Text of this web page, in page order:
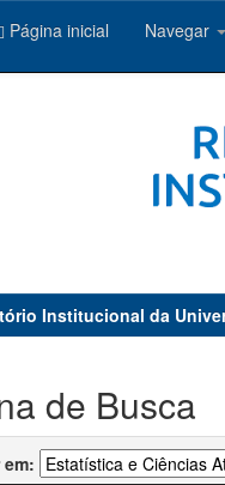
Página inicial Navegar
Institucional da
de Busca